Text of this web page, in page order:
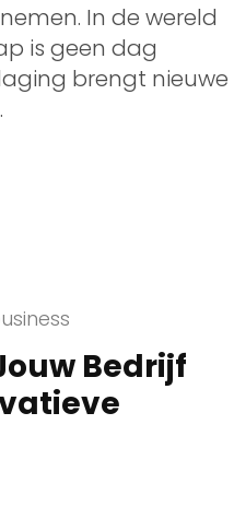
In de wereld
is geen dag
brengt nieuwe
Bedrijf